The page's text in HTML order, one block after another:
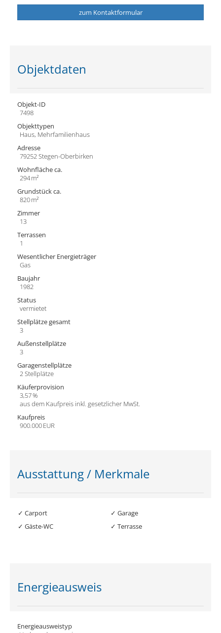
zum Kontaktformular
Objektdaten
Objekt-ID
7498
Objekttypen
Haus, Mehrfamilienhaus
Adresse
79252 Stegen-Oberbirken
Wohnfläche ca.
294 m²
Grund­stück ca.
820 m²
Zimmer
13
Terrassen
1
Wesentlicher Energieträger
Gas
Baujahr
1982
Status
vermietet
Stellplätze gesamt
3
Außen­stellplätze
3
Garagen­stellplätze
2 Stellplätze
Käufer­provision
3,57 %
aus dem Kaufpreis inkl. gesetzlicher MwSt.
Kaufpreis
900.000 EUR
Ausstattung / Merkmale
✓ Carport
✓ Garage
✓ Gäste-WC
✓ Terrasse
Energieausweis
Energieausweistyp